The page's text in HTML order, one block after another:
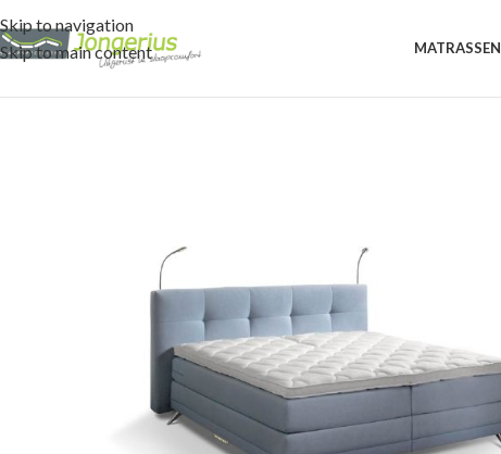
Skip to navigation
Skip to main content
MATRASSEN